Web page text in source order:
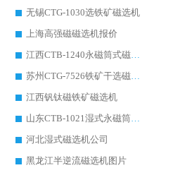
无锡CTG-1030选铁矿磁选机
上海高强磁磁选机报价
江西CTB-1240永磁筒式磁选机厂家
苏州CTG-7526铁矿干选磁选机
江西钒钛磁铁矿磁选机
山东CTB-1021湿式永磁筒式磁选机
河北湿式磁选机公司
黑龙江半逆流磁选机图片